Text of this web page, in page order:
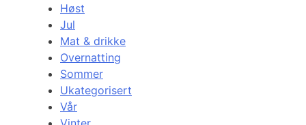
Høst
Jul
Mat & drikke
Overnatting
Sommer
Ukategorisert
Vår